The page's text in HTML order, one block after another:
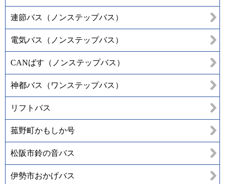
連節バス（ノンステップバス）
電気バス（ノンステップバス）
CANばす（ノンステップバス）
神都バス（ワンステップバス）
リフトバス
菰野町かもしか号
松阪市鈴の音バス
伊勢市おかげバス